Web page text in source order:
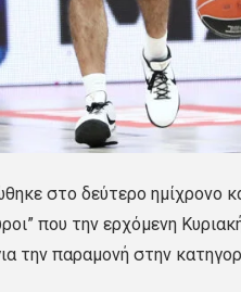
στο δεύτερο ημίχρονο
που την ερχόμενη
την παραμονή στην